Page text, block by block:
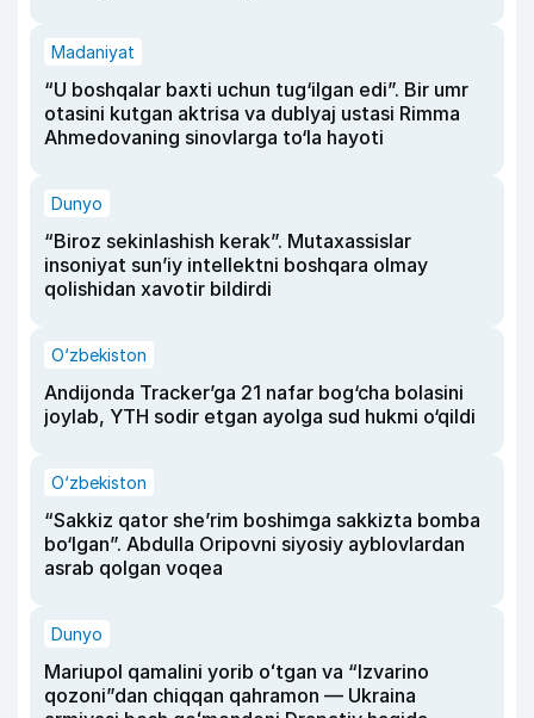
Madaniyat
“U boshqalar baxti uchun tug‘ilgan edi”. Bir umr
otasini kutgan aktrisa va dublyaj ustasi Rimma
Ahmedovaning sinovlarga to‘la hayoti
Dunyo
“Biroz sekinlashish kerak”. Mutaxassislar
insoniyat sun’iy intellektni boshqara olmay
qolishidan xavotir bildirdi
O‘zbekiston
Andijonda Tracker’ga 21 nafar bog‘cha bolasini
joylab, YTH sodir etgan ayolga sud hukmi o‘qildi
O‘zbekiston
“Sakkiz qator she’rim boshimga sakkizta bomba
bo‘lgan”. Abdulla Oripovni siyosiy ayblovlardan
asrab qolgan voqea
Dunyo
Mariupol qamalini yorib oʻtgan va “Izvarino
qozoni”dan chiqqan qahramon — Ukraina